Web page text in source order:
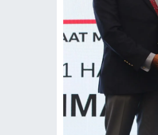
KAHRAMANMARAŞ